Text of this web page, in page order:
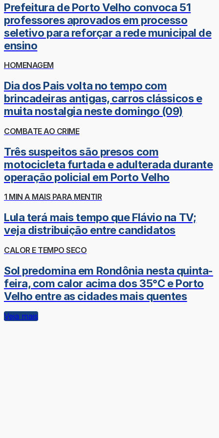
Prefeitura de Porto Velho convoca 51
professores aprovados em processo
seletivo para reforçar a rede municipal de
ensino
HOMENAGEM
Dia dos Pais volta no tempo com
brincadeiras antigas, carros clássicos e
muita nostalgia neste domingo (09)
COMBATE AO CRIME
Três suspeitos são presos com
motocicleta furtada e adulterada durante
operação policial em Porto Velho
1 MIN A MAIS PARA MENTIR
Lula terá mais tempo que Flávio na TV;
veja distribuição entre candidatos
CALOR E TEMPO SECO
Sol predomina em Rondônia nesta quinta-
feira, com calor acima dos 35°C e Porto
Velho entre as cidades mais quentes
Veja mais